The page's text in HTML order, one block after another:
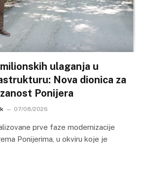
ulaganja u
Nova dionica za
Ponijera
07/08/2026
prve faze modernizacije
Ponijerima, u okviru koje je